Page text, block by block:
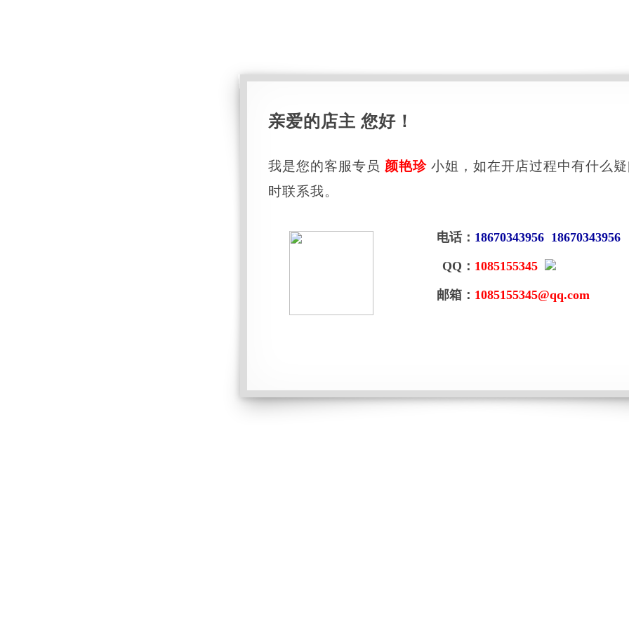
亲爱的店主 您好！
我是您的客服专员 颜艳珍 小姐，如在开店过程中有什么
时联系我。
电话： 18670343956 18670343956
QQ： 1085155345
邮箱： 1085155345@qq.com